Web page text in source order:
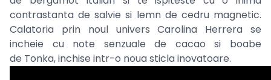
contrastanta de salvie si lemn de cedru magnetic.
Calatoria prin noul univers Carolina Herrera se
incheie cu note senzuale de cacao si boabe
de Tonka, inchise intr-o noua sticla inovatoare.